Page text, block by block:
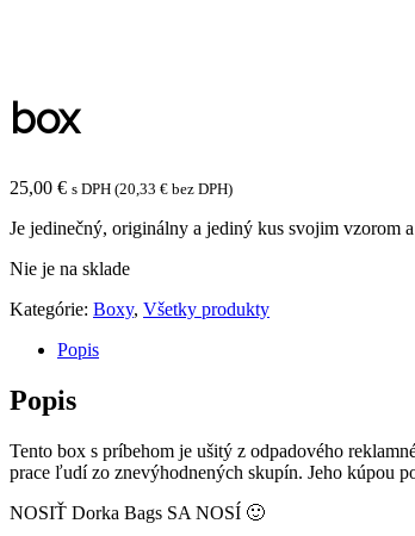
box
25,00 € s DPH (20,33 € bez DPH)
Je jedinečný, originálny a jediný kus svojim vzorom
Nie je na sklade
Kategórie: Boxy, Všetky produkty
Popis
Popis
Tento box s príbehom je ušitý z odpadového
prace ľudí zo znevýhodnených skupín. Jeho kúpou
NOSIŤ Dorka Bags SA NOSÍ 🙂